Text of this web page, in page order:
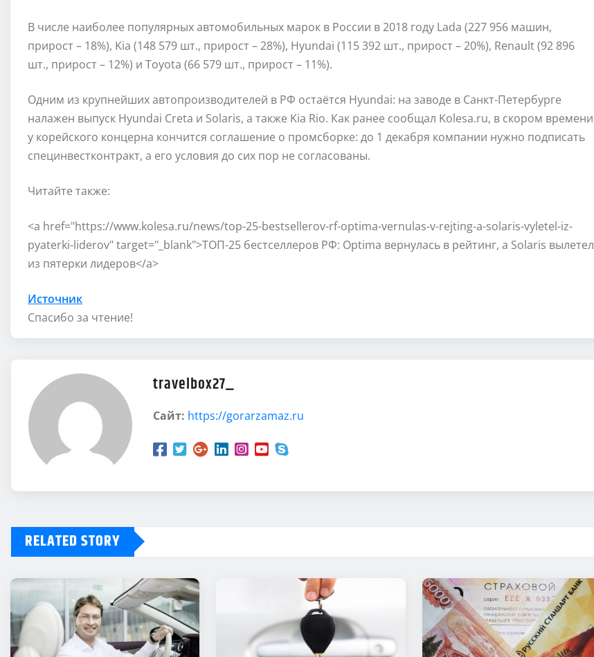
В числе наиболее популярных автомобильных марок в России в 2018 году Lada (227 956 машин,
прирост – 18%), Kia (148 579 шт., прирост – 28%), Hyundai (115 392 шт., прирост – 20%), Renault (92 896
шт., прирост – 12%) и Toyota (66 579 шт., прирост – 11%).
Одним из крупнейших автопроизводителей в РФ остаётся Hyundai: на заводе в Санкт-Петербурге
налажен выпуск Hyundai Creta и Solaris, а также Kia Rio. Как ранее сообщал Kolesa.ru, в скором времени
у корейского концерна кончится соглашение о промсборке: до 1 декабря компании нужно подписать
специнвестконтракт, а его условия до сих пор не согласованы.
Читайте также:
<a href="https://www.kolesa.ru/news/top-25-bestsellerov-rf-optima-vernulas-v-rejting-a-solaris-vyletel-iz-
pyaterki-liderov" target="_blank">ТОП-25 бестселлеров РФ: Optima вернулась в рейтинг, а Solaris вылетел
из пятерки лидеров</a>
Источник
Спасибо за чтение!
travelbox27_
Сайт: https://gorarzamaz.ru
RELATED STORY